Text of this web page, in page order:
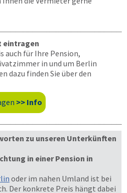
eintragen
auch für Ihre Pension,
in und um Berlin
dazu finden Sie über den
>> Info
zu unseren Unterkünften
in einer Pension in
oder im nahen Umland ist bei
Der konkrete Preis hängt dabei